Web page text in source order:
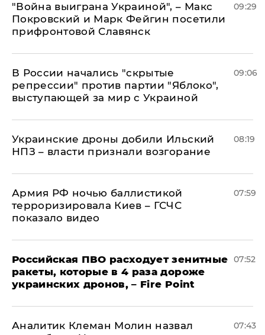
"Война выиграна Украиной", – Макс
Покровский и Марк Фейгин посетили
прифронтовой Славянск
09:29
В России начались "скрытые
репрессии" против партии "Яблоко",
выступающей за мир с Украиной
09:06
Украинские дроны добили Ильский
НПЗ – власти признали возгорание
08:19
Армия РФ ночью баллистикой
терроризировала Киев – ГСЧС
показало видео
07:59
Российская ПВО расходует зенитные
ракеты, которые в 4 раза дороже
украинских дронов, – Fire Point
07:52
Аналитик Клеман Молин назвал
07:43